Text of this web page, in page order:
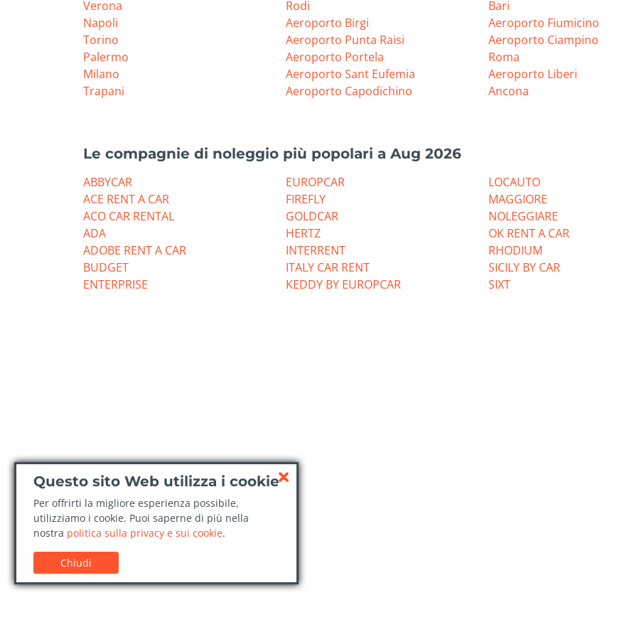
Verona
Napoli
Torino
Palermo
Milano
Trapani
Rodi
Aeroporto Birgi
Aeroporto Punta Raisi
Aeroporto Portela
Aeroporto Sant Eufemia
Aeroporto Capodichino
Bari
Aeroporto Fiumicino
Aeroporto Ciampino
Roma
Aeroporto Liberi
Ancona
Le compagnie di noleggio più popolari a Aug 2026
ABBYCAR
ACE RENT A CAR
ACO CAR RENTAL
ADA
ADOBE RENT A CAR
BUDGET
ENTERPRISE
EUROPCAR
FIREFLY
GOLDCAR
HERTZ
INTERRENT
ITALY CAR RENT
KEDDY BY EUROPCAR
LOCAUTO
MAGGIORE
NOLEGGIARE
OK RENT A CAR
RHODIUM
SICILY BY CAR
SIXT
Questo sito Web utilizza i cookie
Per offrirti la migliore esperienza possibile,
utilizziamo i cookie. Puoi saperne di più nella
nostra politica sulla privacy e sui cookie.
Chiudi